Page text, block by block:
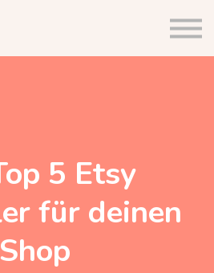
5 Etsy
für deinen
Shop